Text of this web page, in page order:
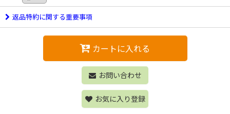
返品特約に関する重要事項
カートに入れる
お問い合わせ
お気に入り登録